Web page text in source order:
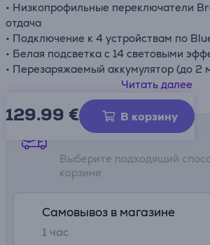
• Низкопрофильные переключатели
отдача
• Подключение к 4 устройствам по
• Белая подсветка с 14 световыми
• Перезаряжаемый аккумулятор (до 2
• Переключатели Hot-swap и съемные
• Качественный алюминиевый корпус,
ножки
Читать далее
129.99 € В корзину
Способы доставки
Выберите подходящий
корзине
Самовывоз в магазине
1 час